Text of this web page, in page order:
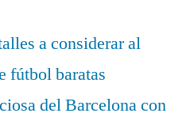
a considerar al
fútbol baratas
del Barcelona con